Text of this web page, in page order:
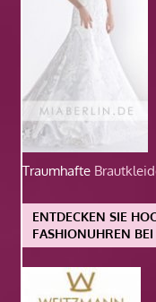
Traumhafte
ENTDECKEN SIE
FASHIONUHREN